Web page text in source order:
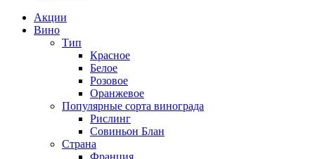
Акции
Вино
Тип
Красное
Белое
Розовое
Оранжевое
Популярные сорта винограда
Рислинг
Совиньон Блан
Страна
Франция